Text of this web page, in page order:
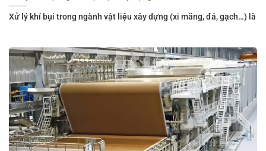
Xử lý khí bụi trong ngành vật liệu xây dựng (xi măng, đá, gạch…) là